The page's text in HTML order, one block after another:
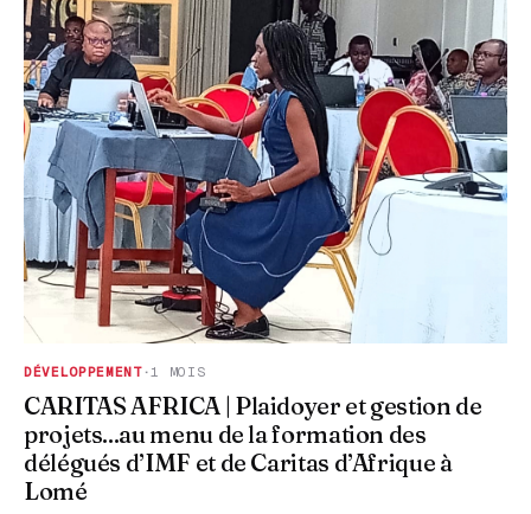
DÉVELOPPEMENT·1 MOIS
CARITAS AFRICA | Plaidoyer et gestion de
projets...au menu de la formation des
délégués d’IMF et de Caritas d’Afrique à
Lomé